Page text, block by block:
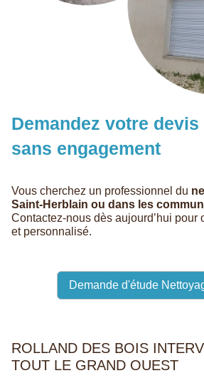
Demandez votre
sans engagement
Vous cherchez un professionnel du
Saint-Herblain ou dans les
Contactez-nous dès aujourd’hui pour
et personnalisé.
Demande d'étude
ROLLAND DES BOIS
TOUT LE GRAND OUEST